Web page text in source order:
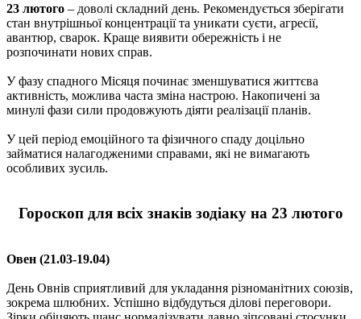
23 лютого – доволі складний день. Рекомендується зберігати
стан внутрішньої концентрації та уникати суєти, агресії,
авантюр, сварок. Краще виявити обережність і не
розпочинати нових справ.
У фазу спадного Місяця починає зменшуватися життєва
активність, можлива часта зміна настрою. Накопичені за
минулі фази сили продовжують діяти реалізації планів.
У цей період емоційного та фізичного спаду доцільно
займатися налагодженими справами, які не вимагають
особливих зусиль.
Гороскоп для всіх знаків зодіаку на 23 лютого
Овен (21.03-19.04)
День Овнів сприятливий для укладання різноманітних союзів,
зокрема шлюбних. Успішно відбудуться ділові переговори.